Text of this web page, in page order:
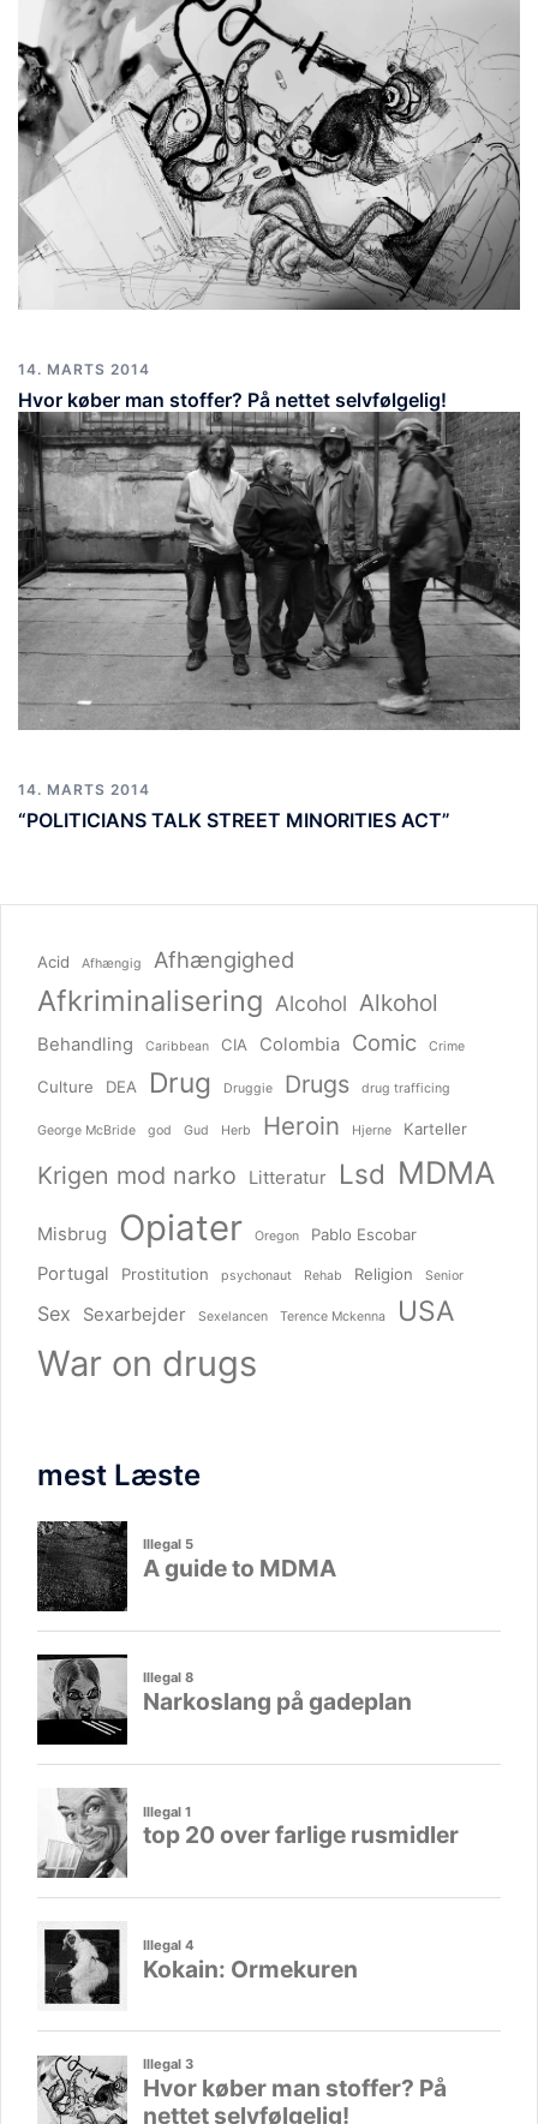
14. MARTS 2014
Hvor køber man stoffer? På nettet selvfølgelig!
14. MARTS 2014
“POLITICIANS TALK STREET MINORITIES ACT”
Acid Afhængig Afhængighed
Afkriminalisering Alcohol Alkohol
Behandling Caribbean CIA Colombia Comic Crime
Culture DEA Drug Druggie Drugs drug trafficing
George McBride god Gud Herb Heroin Hjerne Karteller
Krigen mod narko Litteratur Lsd MDMA
Misbrug Opiater Oregon Pablo Escobar
Portugal Prostitution psychonaut Rehab Religion Senior
Sex Sexarbejder Sexelancen Terence Mckenna USA
War on drugs
mest Læste